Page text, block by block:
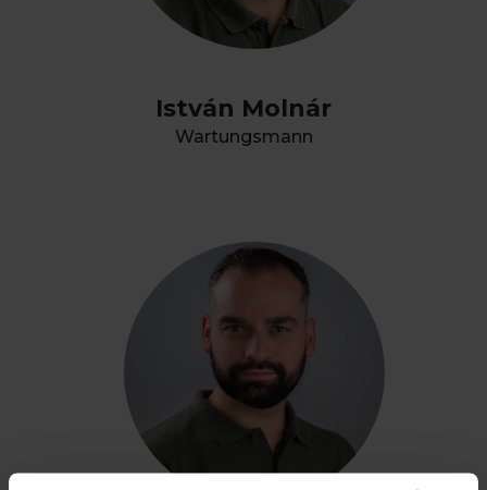
István Molnár
Wartungsmann